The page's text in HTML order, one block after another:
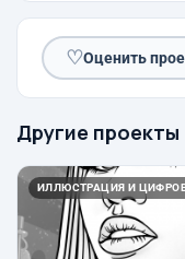
♡Оценить
Другие проекты
ИЛЛЮСТРАЦИЯ И